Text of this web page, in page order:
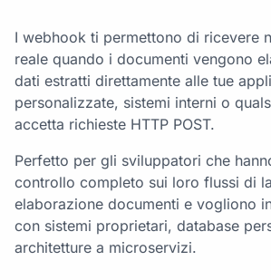
I webhook ti permettono di ricevere
reale quando i documenti vengono
dati estratti direttamente alle tue
personalizzate, sistemi interni o
accetta richieste HTTP POST.
Perfetto per gli sviluppatori che
controllo completo sui loro flussi di
elaborazione documenti e vogliono
con sistemi proprietari, database
architetture a microservizi.